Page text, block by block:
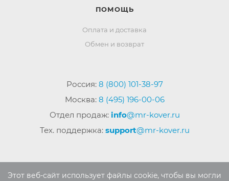
ПОМОЩЬ
Оплата и доставка
Обмен и возврат
Россия: 8 (800) 101-38-97
Москва: 8 (495) 196-00-06
Отдел продаж: info@mr-kover.ru
Тех. поддержка: support@mr-kover.ru
2022-2026 © Интернет магазинMR-KOVER.RU
Этот веб-сайт использует файлы cookie, чтобы вы могли